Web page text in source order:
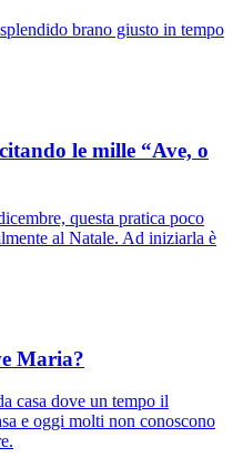
brano giusto in tempo
le mille “Ave, o
questa pratica poco
al Natale. Ad iniziarla è
Maria?
casa dove un tempo il
e oggi molti non conoscono